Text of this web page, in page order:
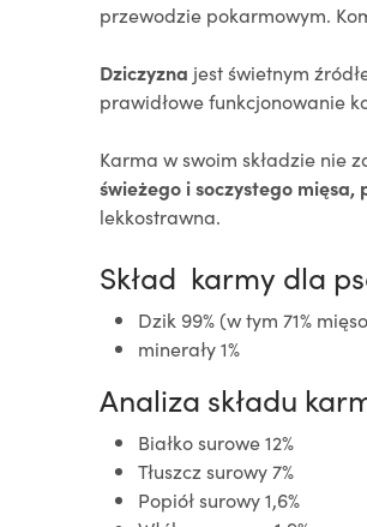
przewodzie pokarmowym.
Dziczyzna jest świetnym
prawidłowe funkcjonowanie
Karma w swoim składzie nie
świeżego i soczystego
lekkostrawna.
Skład karmy dla
Dzik 99% (w tym 71%
minerały 1%
Analiza składu
Białko surowe 12%
Tłuszcz surowy 7%
Popiół surowy 1,6%